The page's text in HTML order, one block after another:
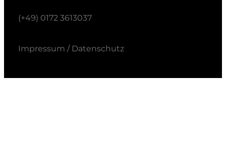
(+49) 0172 3613037
Impressum / Datenschutz